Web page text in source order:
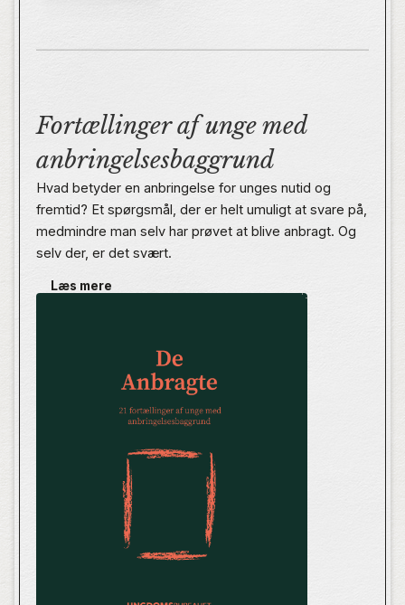
Fortællinger af unge med
anbringelsesbaggrund
Hvad betyder en anbringelse for unges nutid og
fremtid? Et spørgsmål, der er helt umuligt at svare på,
medmindre man selv har prøvet at blive anbragt. Og
selv der, er det svært.
I De Anbragte fortæller unge om deres anbringelse i
over, hvad anbringelsen har betydet for dem.
Forfatterne har alle oplevet biologiske forældre, som
har haft svært ved at håndtere forældreskabet. Men
en overflod af nuancer og perspektiver, som
illustrerer, at hver forfatter gemmer på sin helt egen
Læs mere